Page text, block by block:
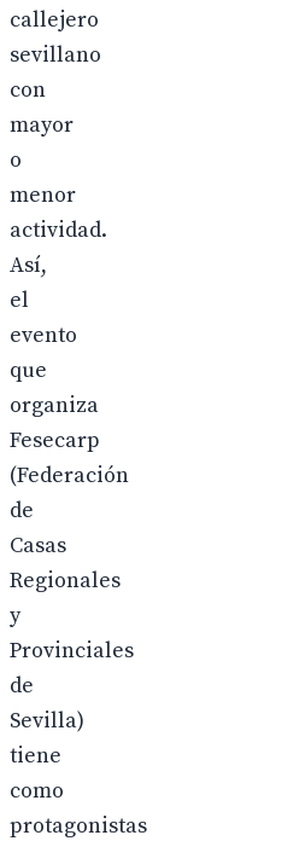
callejero
sevillano
con
mayor
o
menor
actividad.
Así,
el
evento
que
organiza
Fesecarp
(Federación
de
Casas
Regionales
y
Provinciales
de
Sevilla)
tiene
como
protagonistas